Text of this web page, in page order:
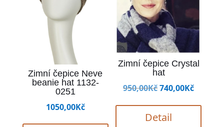
Zimní čepice Neve
beanie hat 1132-
0251
1050,00Kč
Zimní čepice Crystal
hat
950,00KčPůvodní
byla:
740,00Kč
Detail